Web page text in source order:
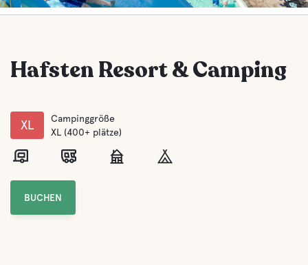
Hafsten Resort & Camping
XL
Campinggröße
XL (400+ plätze)
BUCHEN